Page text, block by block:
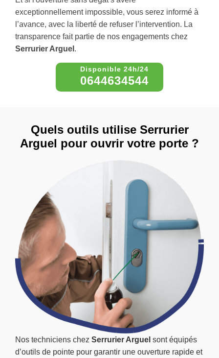
exceptionnellement impossible, vous serez informé à
l’avance, avec la liberté de refuser l’intervention. La
transparence fait partie de nos engagements chez
Serrurier Arguel .
0644634544
Nos techniciens chez Serrurier Arguel sont équipés
d’outils de pointe pour garantir une ouverture rapide et
Quels outils utilise Serrurier
Arguel pour ouvrir votre porte ?